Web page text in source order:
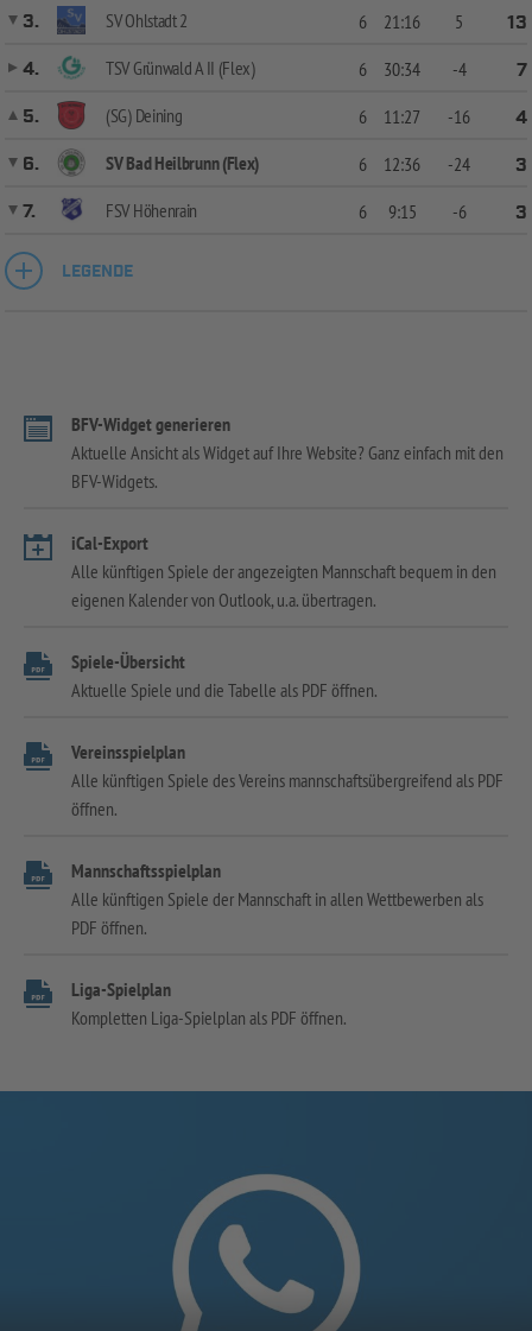
3.
SV Ohlstadt 2 6 21:16 5
13
4.
TSV Grünwald A II (Flex) 6 30:34 -4
7
5.
(SG) Deining 6 11:27 -16
4
6.
SV Bad Heilbrunn (Flex) 6 12:36 -24
3
7.
FSV Höhenrain 6 9:15 -6 3
LEGENDE
BFV-Widget generieren
Aktuelle Ansicht als Widget auf Ihre Website? Ganz einfach mit den
BFV-Widgets.
iCal-Export
Alle künftigen Spiele der angezeigten Mannschaft bequem in den
eigenen Kalender von Outlook, u.a. übertragen.
Spiele-Übersicht
Aktuelle Spiele und die Tabelle als PDF öffnen.
Vereinsspielplan
Alle künftigen Spiele des Vereins mannschaftsübergreifend als PDF
öffnen.
Mannschaftsspielplan
Alle künftigen Spiele der Mannschaft in allen Wettbewerben als
PDF öffnen.
Liga-Spielplan
Kompletten Liga-Spielplan als PDF öffnen.